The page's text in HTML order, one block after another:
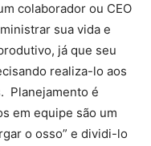
colaborador ou CEO
sua vida e
já que seu
realiza-lo aos
Planejamento é
em equipe são um
o osso” e dividi-lo